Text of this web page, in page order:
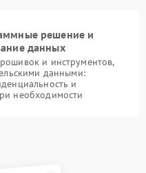
решение и
данных
и инструментов,
данными:
и
необходимости